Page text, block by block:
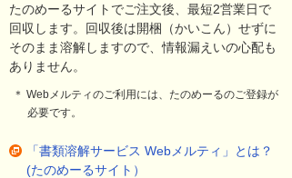
たのめーるサイトでご注文後、最短2営業日で
回収します。回収後は開梱（かいこん）せずに
そのまま溶解しますので、情報漏えいの心配も
ありません。
＊ Webメルティのご利用には、たのめーるのご登録が
必要です。
「書類溶解サービス Webメルティ」とは？
(たのめーるサイト）